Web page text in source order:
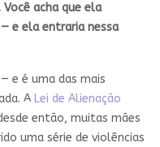
acha que ela
e ela entraria nessa
e é uma das mais
A Lei de Alienação
então, muitas mães
uma série de violências